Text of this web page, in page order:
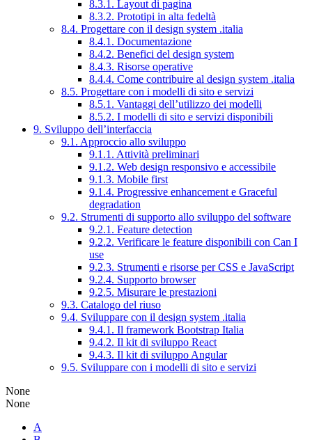
8.3.1. Layout di pagina
8.3.2. Prototipi in alta fedeltà
8.4. Progettare con il design system .italia
8.4.1. Documentazione
8.4.2. Benefici del design system
8.4.3. Risorse operative
8.4.4. Come contribuire al design system .italia
8.5. Progettare con i modelli di sito e servizi
8.5.1. Vantaggi dell’utilizzo dei modelli
8.5.2. I modelli di sito e servizi disponibili
9. Sviluppo dell’interfaccia
9.1. Approccio allo sviluppo
9.1.1. Attività preliminari
9.1.2. Web design responsivo e accessibile
9.1.3. Mobile first
9.1.4. Progressive enhancement e Graceful
degradation
9.2. Strumenti di supporto allo sviluppo del software
9.2.1. Feature detection
9.2.2. Verificare le feature disponibili con Can I
use
9.2.3. Strumenti e risorse per CSS e JavaScript
9.2.4. Supporto browser
9.2.5. Misurare le prestazioni
9.3. Catalogo del riuso
9.4. Sviluppare con il design system .italia
9.4.1. Il framework Bootstrap Italia
9.4.2. Il kit di sviluppo React
9.4.3. Il kit di sviluppo Angular
9.5. Sviluppare con i modelli di sito e servizi
None
None
A